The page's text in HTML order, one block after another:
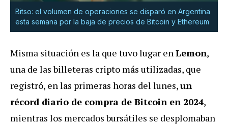
Bitso: el volumen de operaciones se disparó en Argentina
esta semana por la baja de precios de Bitcoin y Ethereum
Misma situación es la que tuvo lugar enLemon,
una de las billeteras cripto más utilizadas, que
registró, en las primeras horas del lunes,un
récord diario de compra de Bitcoin en 2024,
mientras los mercados bursátiles se desplomaban